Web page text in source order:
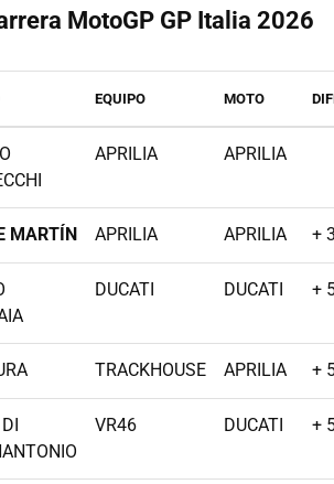
MotoGP GP Italia 2026
EQUIPO MOTO
APRILIA APRILIA
MARTÍN APRILIA APRILIA +
DUCATI DUCATI +
TRACKHOUSE APRILIA +
VR46 DUCATI +